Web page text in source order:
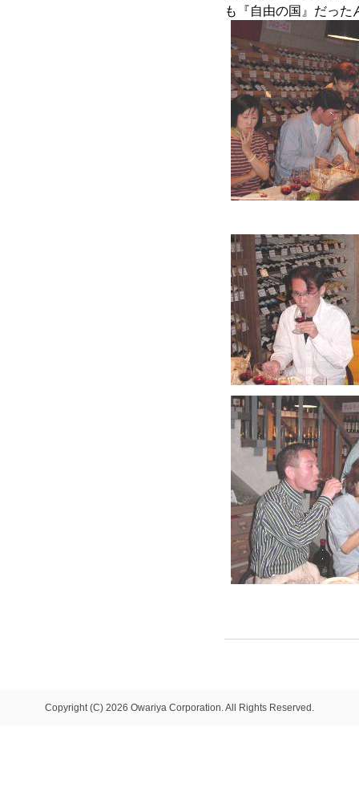
Copyright (C) 2026 Owariya Corporation. All Rights Reserved.